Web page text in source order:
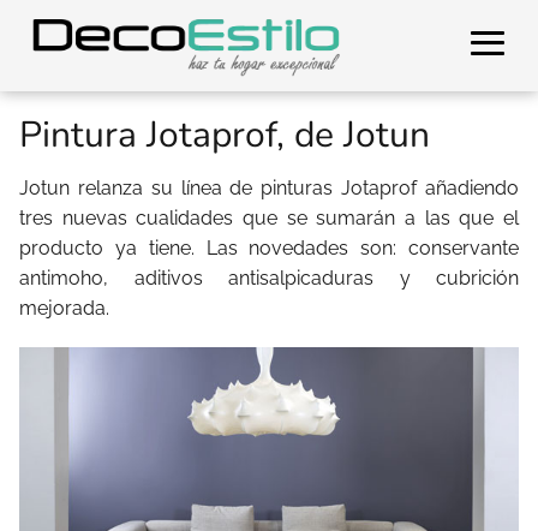
Pintura Jotaprof, de Jotun
Jotun relanza su línea de pinturas Jotaprof añadiendo
tres nuevas cualidades que se sumarán a las que el
producto ya tiene. Las novedades son: conservante
antimoho, aditivos antisalpicaduras y cubrición
mejorada.